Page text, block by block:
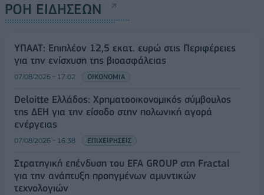
ΡΟΗ ΕΙΔΗΣΕΩΝ
ΥΠΑΑΤ: Επιπλέον 12,5 εκατ. ευρώ στις Περιφέρειες
για την ενίσχυση της βιοασφάλειας
07/08/2026 - 17:02 ΟΙΚΟΝΟΜΙΑ
Deloitte Ελλάδος: Χρηματοοικονομικός σύμβουλος
της ΔΕΗ για την είσοδο στην πολωνική αγορά
ενέργειας
07/08/2026 - 16:38 ΕΠΙΧΕΙΡΗΣΕΙΣ
Στρατηγική επένδυση του EFA GROUP στη Fractal
για την ανάπτυξη προηγμένων αμυντικών
τεχνολογιών